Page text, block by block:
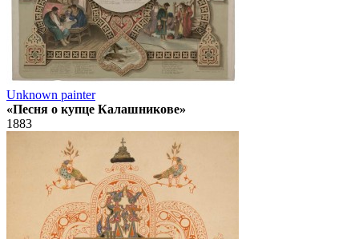
Unknown painter
«Песня о купце Калашникове»
1883